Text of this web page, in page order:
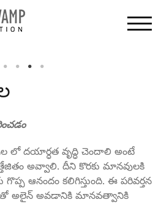
లో దయార్ధత వృద్ధి చెందాలి అంటే
అవ్వాలి. దీని కొరకు మానవులకి
ఆనందం కలిగిస్తుంది. ఈ పరివర్తన
అలైన్ అవడానికి మానవత్వానికి